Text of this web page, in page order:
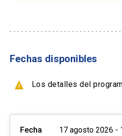
- Con ficha de inscripción y
misma institución
info
Los descuentos
efectuados
no se realizará
Fechas disponibles
Los detalles del
Fecha 17 agosto 2026 -